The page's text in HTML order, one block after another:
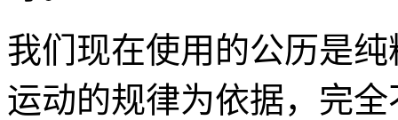
我们现在使用的公历是
运动的规律为依据，完